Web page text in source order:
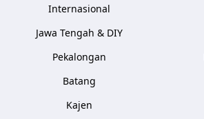
Internasional
Jawa Tengah & DIY
Pekalongan
Batang
Kajen